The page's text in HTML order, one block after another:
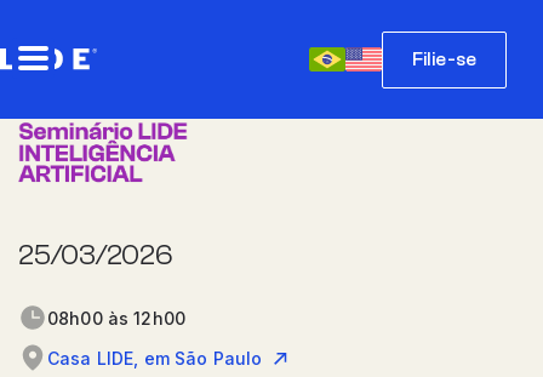
Filie-se
25/03/2026
08h00 às 12h00
Casa LIDE, em São Paulo